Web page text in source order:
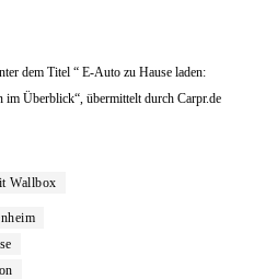
dem Titel “ E-Auto zu Hause laden:
Überblick“, übermittelt durch Carpr.de
Wallbox